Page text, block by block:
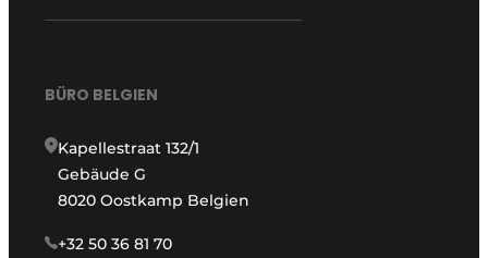
BÜRO BELGIEN
Kapellestraat 132/1
Gebäude G
8020 Oostkamp Belgien
+32 50 36 81 70